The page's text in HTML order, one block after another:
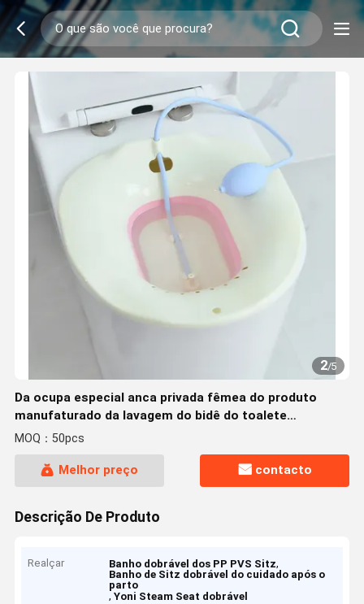
2/5
Da ocupa especial anca privada fêmea do produto
manufaturado da lavagem do bidê do toalete
hemorroidas masculinas livres da bacia de lavagem da
MOQ：50pcs
Melhor preço contacto
Descrição De Produto
Realçar Banho dobrável dos PP PVS Sitz,
Banho de Sitz dobrável do cuidado após o
parto
,Yoni Steam Seat dobrável